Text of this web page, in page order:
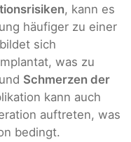
, kann es
häufiger zu einer
sich
was zu
und Schmerzen der
kann auch
auftreten, was
bedingt.